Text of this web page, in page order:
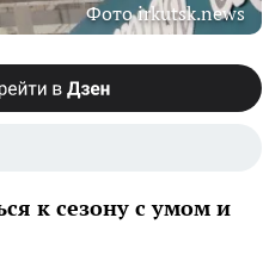
Фото irkutsk.news
к сезону с умом и